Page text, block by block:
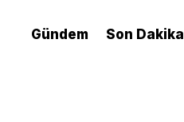
Gündem Son Dakika